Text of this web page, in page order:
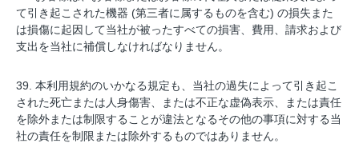
て引き起こされた機器 (第三者に属するものを含む) の損失また
は損傷に起因して当社が被ったすべての損害、費用、請求および
支出を当社に補償しなければなりません。
39. 本利用規約のいかなる規定も、当社の過失によって引き起こ
された死亡または人身傷害、または不正な虚偽表示、または責任
を除外または制限することが違法となるその他の事項に対する当
社の責任を制限または除外するものではありません。